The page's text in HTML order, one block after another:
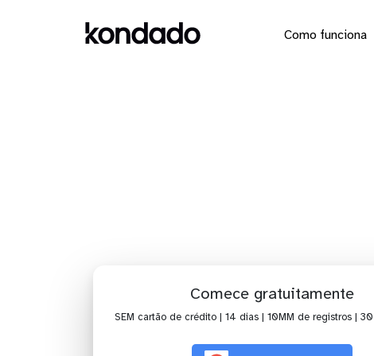
Como funciona
Comece gratuitamente
SEM cartão de crédito | 14 dias | 10MM de registros |